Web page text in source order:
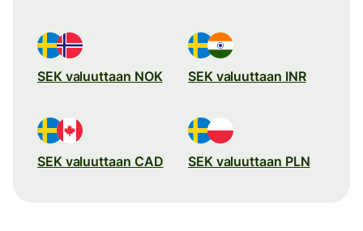
SEK valuuttaan NOK SEK valuuttaan INR
SEK valuuttaan CAD SEK valuuttaan PLN